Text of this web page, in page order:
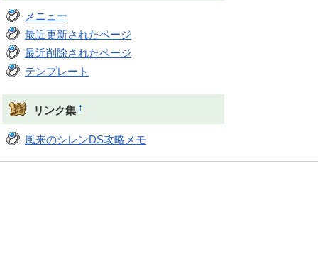
メニュー
最近更新されたページ
最近削除されたページ
テンプレート
リンク集 †
風来のシレンDS攻略メモ